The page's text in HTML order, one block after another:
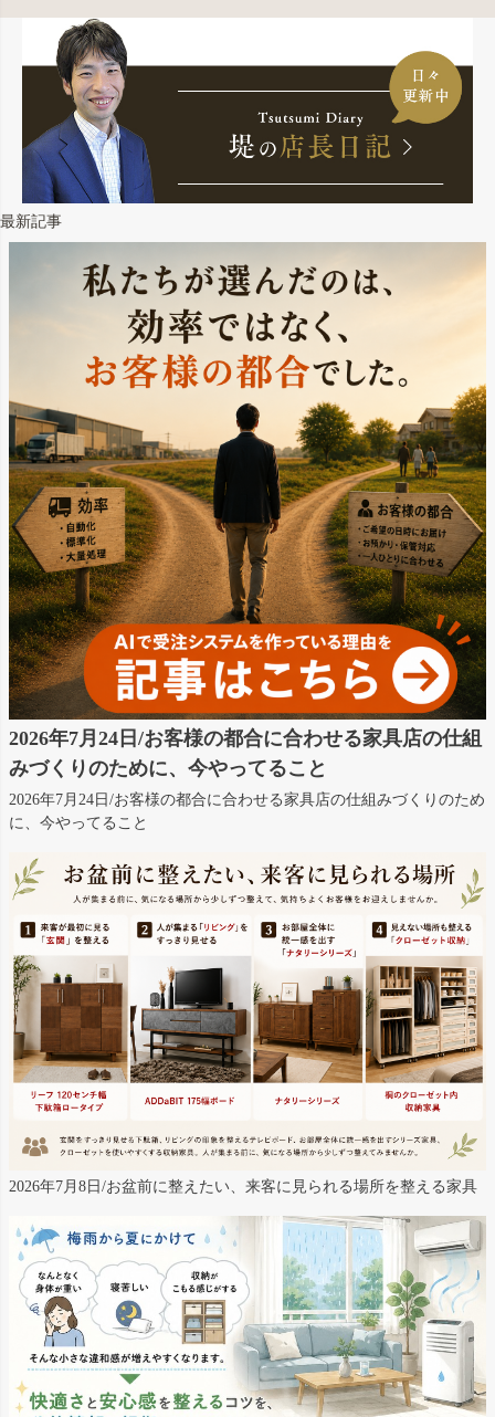
最新記事
2026年7月24日/お客様の都合に合わせる家具店の仕組
みづくりのために、今やってること
2026年7月24日/お客様の都合に合わせる家具店の仕組みづくりのため
に、今やってること
2026年7月8日/お盆前に整えたい、来客に見られる場所を整える家具